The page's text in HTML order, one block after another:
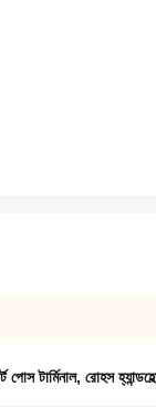
পোস টার্মিনাল, রোহস